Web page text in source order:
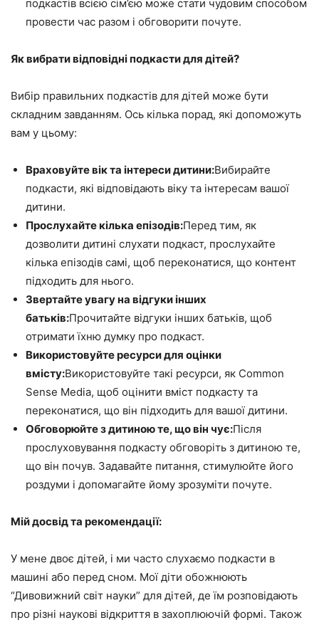
подкастів всією сім’єю може стати чудовим способом
провести час разом і обговорити почуте.
Як вибрати відповідні подкасти для дітей?
Вибір правильних подкастів для дітей може бути
складним завданням. Ось кілька порад, які допоможуть
вам у цьому:
Враховуйте вік та інтереси дитини:Вибирайте
подкасти, які відповідають віку та інтересам вашої
дитини.
Прослухайте кілька епізодів:Перед тим, як
дозволити дитині слухати подкаст, прослухайте
кілька епізодів самі, щоб переконатися, що контент
підходить для нього.
Звертайте увагу на відгуки інших
батьків:Прочитайте відгуки інших батьків, щоб
отримати їхню думку про подкаст.
Використовуйте ресурси для оцінки
вмісту:Використовуйте такі ресурси, як Common
Sense Media, щоб оцінити вміст подкасту та
переконатися, що він підходить для вашої дитини.
Обговорюйте з дитиною те, що він чує:Після
прослуховування подкасту обговоріть з дитиною те,
що він почув. Задавайте питання, стимулюйте його
роздуми і допомагайте йому зрозуміти почуте.
Мій досвід та рекомендації:
У мене двоє дітей, і ми часто слухаємо подкасти в
машині або перед сном. Мої діти обожнюють
“Дивовижний світ науки” для дітей, де їм розповідають
про різні наукові відкриття в захоплюючій формі. Також